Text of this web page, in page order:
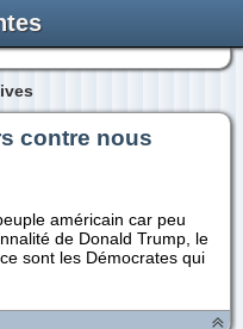
contre nous
américain car peu
de Donald Trump, le
sont les Démocrates qui